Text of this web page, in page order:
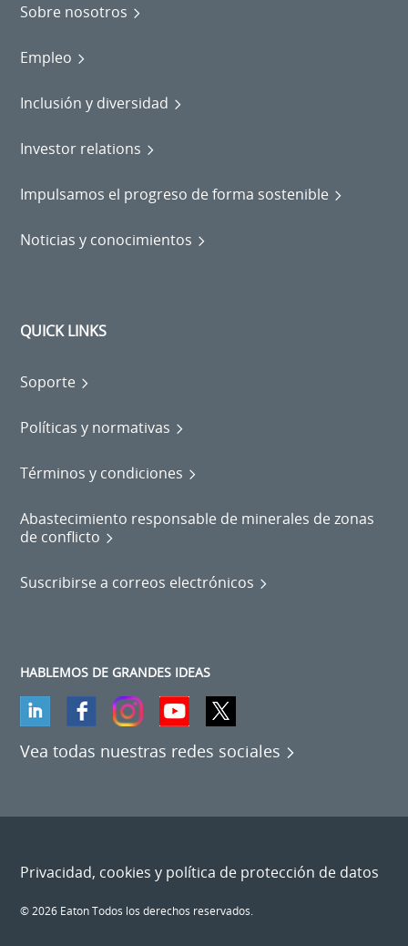
Sobre nosotros
Empleo
Inclusión y diversidad
Investor relations
Impulsamos el progreso de forma sostenible
Noticias y conocimientos
QUICK LINKS
Soporte
Políticas y normativas
Términos y condiciones
Abastecimiento responsable de minerales de zonas
de conflicto
Suscribirse a correos electrónicos
HABLEMOS DE GRANDES IDEAS
Vea todas nuestras redes sociales
Privacidad, cookies y política de protección de datos
© 2026 Eaton Todos los derechos reservados.